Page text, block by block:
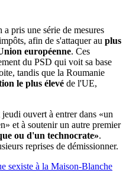
pris une série de mesures
afin de s'attaquer au plus
européenne. Ces
du PSD qui voit sa base
tandis que la Roumanie
le plus élevé de l'UE,
ouvert à entrer dans «un
et à soutenir un autre premier
ou d'un technocrate».
reprises de démissionner.
sexiste à la Maison-Blanche